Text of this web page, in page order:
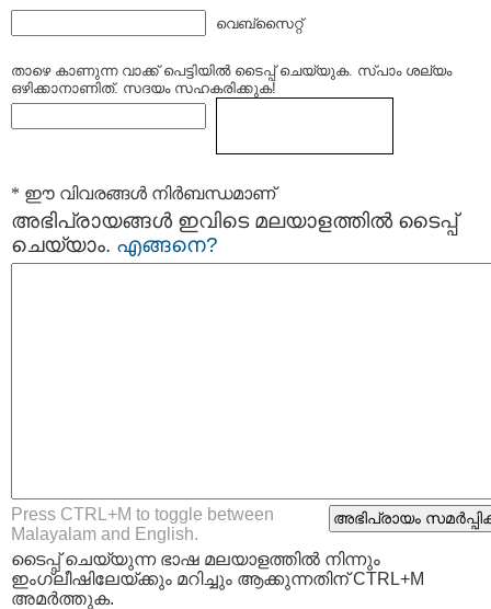
വെബ്സൈറ്റ്
താഴെ കാണുന്ന വാക്ക് പെട്ടിയില്‍ ടൈപ്പ്‌ ചെയ്യുക. സ്പാം ശല്യം
ഒഴിക്കാനാണിത്. സദയം സഹകരിക്കുക!
* ഈ വിവരങ്ങള്‍ നിര്‍ബന്ധമാണ്
അഭിപ്രായങ്ങള്‍ ഇവിടെ മലയാളത്തില്‍ ടൈപ്പ്
ചെയ്യാം. എങ്ങനെ?
Press CTRL+M to toggle between
Malayalam and English.
ടൈപ്പ്‌ ചെയ്യുന്ന ഭാഷ മലയാളത്തില്‍ നിന്നും
ഇംഗ്ലീഷിലേയ്ക്കും മറിച്ചും ആക്കുന്നതിന് CTRL+M
അമര്‍ത്തുക.